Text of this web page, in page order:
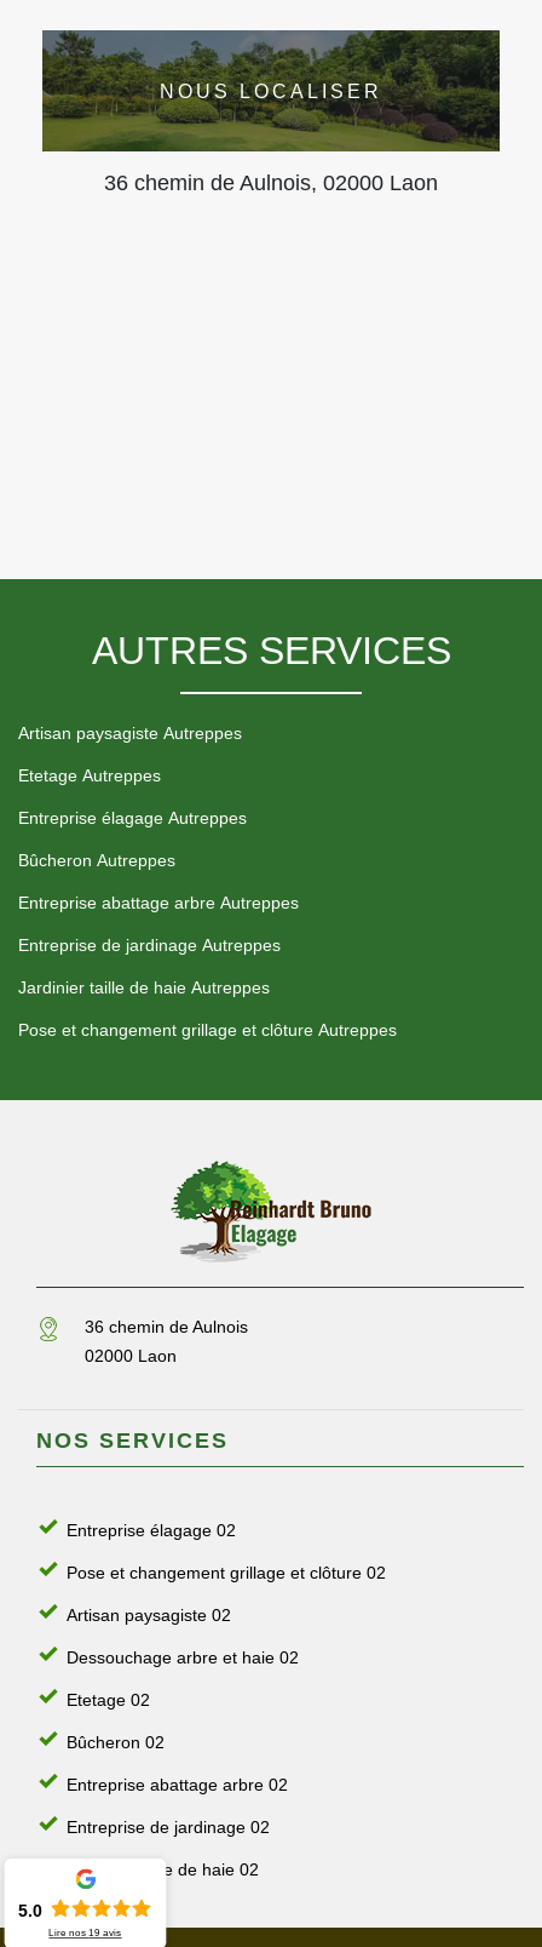
NOUS LOCALISER
36 chemin de Aulnois, 02000 Laon
AUTRES SERVICES
Artisan paysagiste Autreppes
Etetage Autreppes
Entreprise élagage Autreppes
Bûcheron Autreppes
Entreprise abattage arbre Autreppes
Entreprise de jardinage Autreppes
Jardinier taille de haie Autreppes
Pose et changement grillage et clôture Autreppes
36 chemin de Aulnois
02000 Laon
NOS SERVICES
Entreprise élagage 02
Pose et changement grillage et clôture 02
Artisan paysagiste 02
Dessouchage arbre et haie 02
Etetage 02
Bûcheron 02
Entreprise abattage arbre 02
Entreprise de jardinage 02
Jardinier taille de haie 02
5.0
Lire nos19 avis